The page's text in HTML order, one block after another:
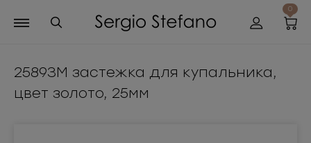
0
2589ЗМ застежка для купальника,
цвет золото, 25мм